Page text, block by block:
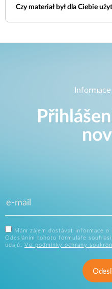
Czy materiał był dla Ciebie
Mám zájem dostávat informace
Odesláním tohoto formuláře
údajů. Viz podmínky ochrany